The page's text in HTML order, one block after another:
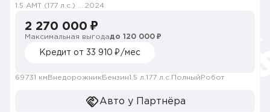
2024
2 270 000 ₽
Максимальная выгодадо 120 000 ₽
Кредит от 33 910 ₽/мес
69731 км Внедорожник Бензин1.5 л. 177 л.с. Полный Робот
Авто у Партнёра